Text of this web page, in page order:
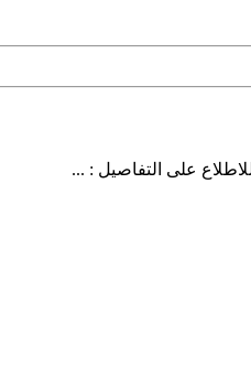
على التفاصيل : ...